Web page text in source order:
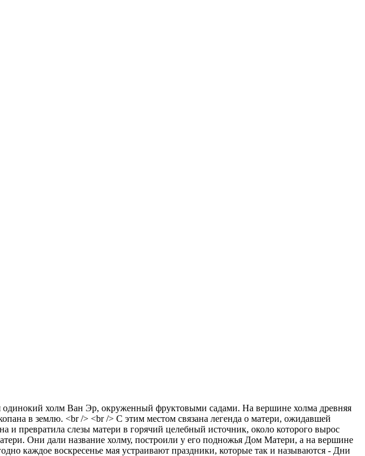
холм Ван Эр, окруженный фруктовыми садами. На вершине холма древняя
в землю. <br /> <br /> С этим местом связана легенда о матери, ожидавшей
и превратила слезы матери в горячий целебный источник, около которого вырос
Они дали название холму, построили у его подножья Дом Матери, а на вершине
каждое воскресенье мая устраивают праздники, которые так и называются - Дни